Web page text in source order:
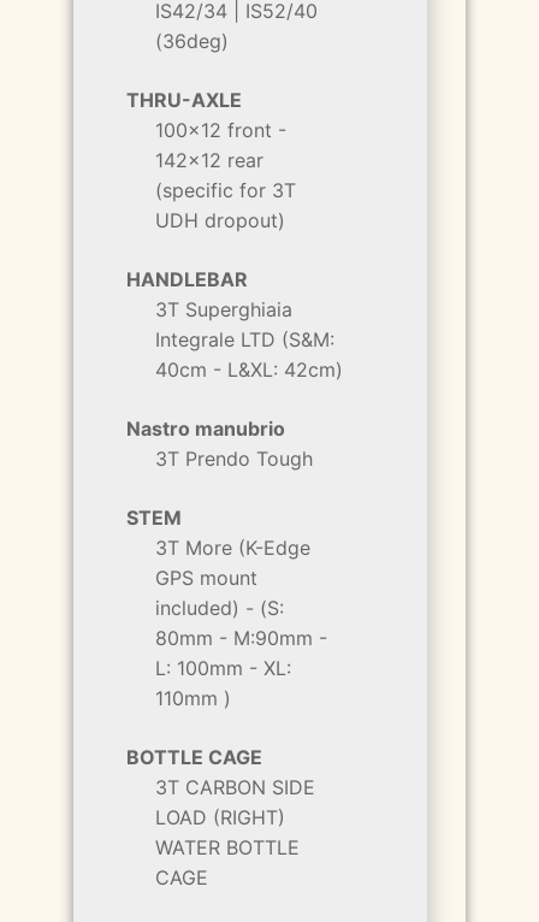
IS42/34 | IS52/40
(36deg)
THRU-AXLE
100x12 front -
142x12 rear
(specific for 3T
UDH dropout)
HANDLEBAR
3T Superghiaia
Integrale LTD (S&M:
40cm - L&XL: 42cm)
Nastro manubrio
3T Prendo Tough
STEM
3T More (K-Edge
GPS mount
included) - (S:
80mm - M:90mm -
L: 100mm - XL:
110mm )
BOTTLE CAGE
3T CARBON SIDE
LOAD (RIGHT)
WATER BOTTLE
CAGE